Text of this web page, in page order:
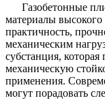
Газобетонные
материалы высокого
практичность,
механическим
субстанция, которая
механическую
применения.
могут порадовать